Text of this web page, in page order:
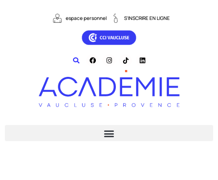
espace personnel S'INSCRIRE EN LIGNE